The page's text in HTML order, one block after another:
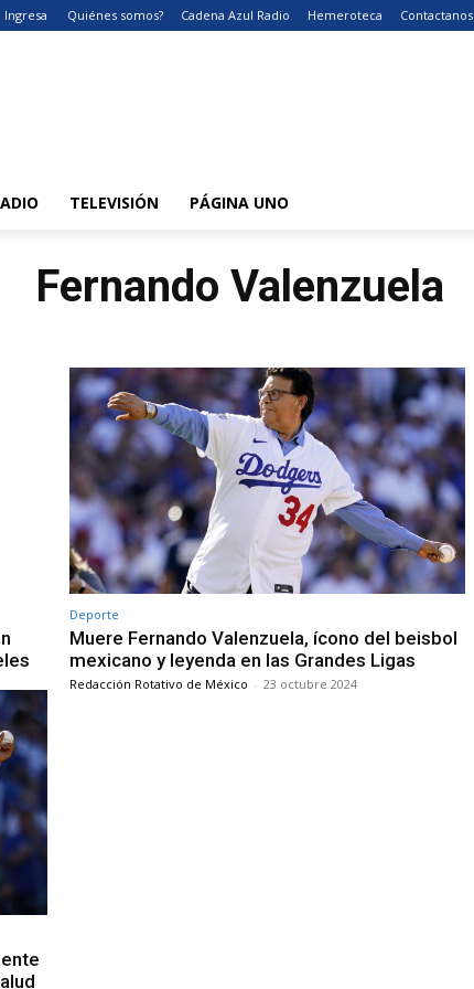
Ingresa Quiénes somos? Cadena Azul Radio Hemeroteca Contactanos
TELEVISIÓN PÁGINA UNO
Fernando Valenzuela
Deporte
Muere Fernando Valenzuela, ícono del beisbol
mexicano y leyenda en las Grandes Ligas
Redacción Rotativo de México - 23 octubre 2024